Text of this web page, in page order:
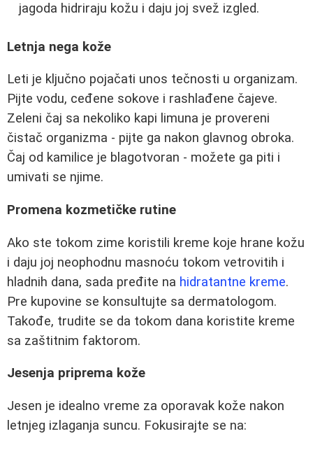
jagoda hidriraju kožu i daju joj svež izgled.
Letnja nega kože
Leti je ključno pojačati unos tečnosti u organizam.
Pijte vodu, ceđene sokove i rashlađene čajeve.
Zeleni čaj sa nekoliko kapi limuna je provereni
čistač organizma - pijte ga nakon glavnog obroka.
Čaj od kamilice je blagotvoran - možete ga piti i
umivati se njime.
Promena kozmetičke rutine
Ako ste tokom zime koristili kreme koje hrane kožu
i daju joj neophodnu masnoću tokom vetrovitih i
hladnih dana, sada pređite na hidratantne kreme.
Pre kupovine se konsultujte sa dermatologom.
Takođe, trudite se da tokom dana koristite kreme
sa zaštitnim faktorom.
Jesenja priprema kože
Jesen je idealno vreme za oporavak kože nakon
letnjeg izlaganja suncu. Fokusirajte se na: